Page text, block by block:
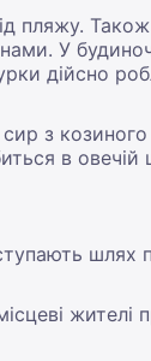
пляжу.
У
дійсно
з
в овечій
шлях